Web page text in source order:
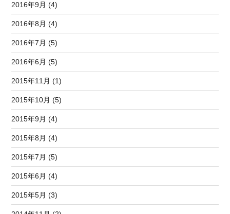
2016年9月 (4)
2016年8月 (4)
2016年7月 (5)
2016年6月 (5)
2015年11月 (1)
2015年10月 (5)
2015年9月 (4)
2015年8月 (4)
2015年7月 (5)
2015年6月 (4)
2015年5月 (3)